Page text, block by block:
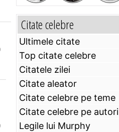
Citate celebre
Ultimele citate
Top citate celebre
Citatele zilei
Citate aleator
Citate celebre pe teme
Citate celebre pe autori
Legile lui Murphy